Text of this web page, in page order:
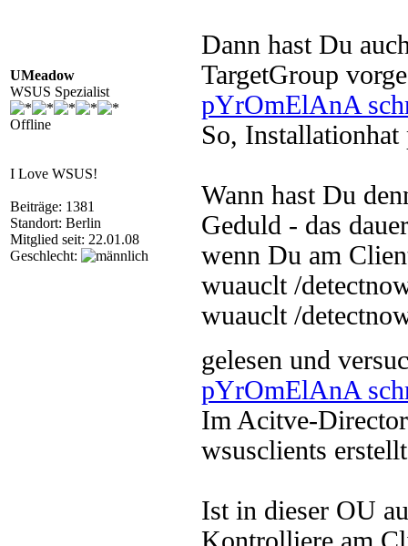
UMeadow
WSUS Spezialist
Offline
I Love WSUS!
Beiträge: 1381
Standort: Berlin
Mitglied seit: 22.01.08
Geschlecht:
Dann hast Du
TargetGroup
pYrOmElAnA
So,
Wann hast Du
Geduld - das
wenn Du am
wuauclt /
wuauclt /
gelesen und
pYrOmElAnA
Im Acitve-
wsusclients
Ist in dieser OU